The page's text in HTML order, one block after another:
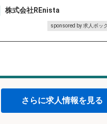
株式会社REnista
sponsored by 求人ボッ
さらに求人情報を見る